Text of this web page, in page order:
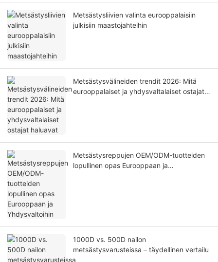
Metsästysliivien valinta eurooppalaisiin
julkisiin maastojahteihin
Metsästysvälineiden trendit 2026: Mitä
eurooppalaiset ja yhdysvaltalaiset ostajat
Metsästysreppujen OEM/ODM-tuotteiden
lopullinen opas Eurooppaan ja
1000D vs. 500D nailon
metsästysvarusteissa – täydellinen vertailu